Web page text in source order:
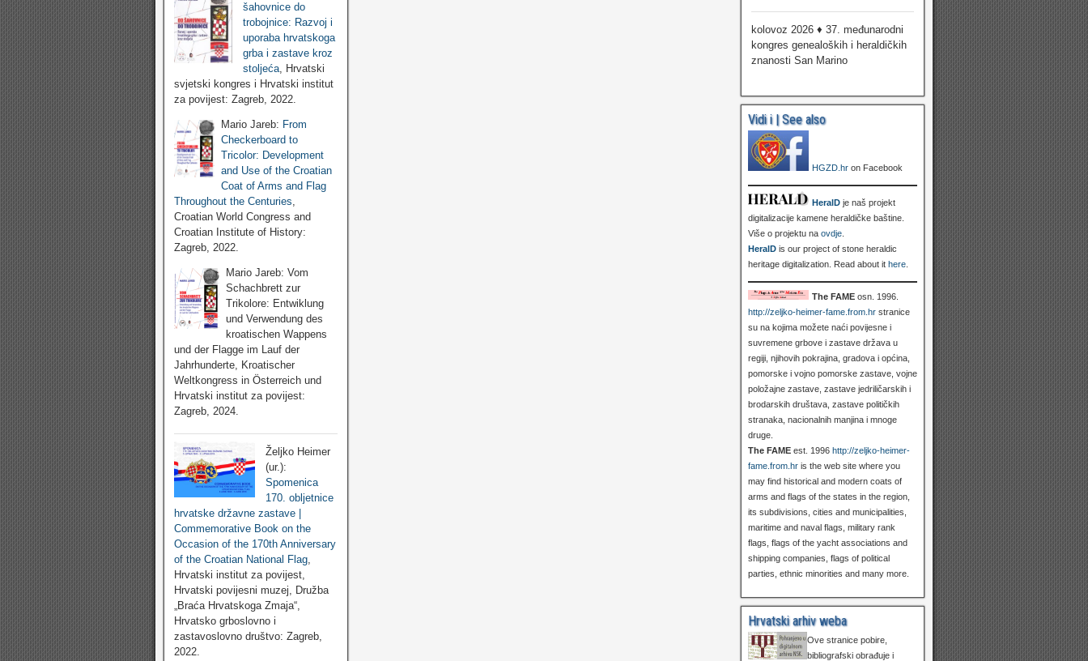
šahovnice do
trobojnice: Razvoj i
uporaba hrvatskoga
grba i zastave kroz
stoljeća, Hrvatski
svjetski kongres i Hrvatski institut
za povijest: Zagreb, 2022.
Mario Jareb: From
Checkerboard to
Tricolor: Development
and Use of the Croatian
Coat of Arms and Flag
Throughout the Centuries,
Croatian World Congress and
Croatian Institute of History:
Zagreb, 2022.
Mario Jareb: Vom
Schachbrett zur
Trikolore: Entwiklung
und Verwendung des
kroatischen Wappens
und der Flagge im Lauf der
Jahrhunderte, Kroatischer
Weltkongress in Österreich und
Hrvatski institut za povijest:
Zagreb, 2024.
Željko Heimer
(ur.):
Spomenica
170. obljetnice
hrvatske državne zastave |
Commemorative Book on the
Occasion of the 170th Anniversary
of the Croatian National Flag
Hrvatski institut za povijest,
Hrvatski povijesni muzej, Družba
„Braća Hrvatskoga Zmaja“,
Hrvatsko grboslovno i
zastavoslovno društvo: Zagreb,
2022.
kolovoz 2026 ♦ 37. međunarodni
kongres genealoških i heraldičkih
znanosti San Marino
Vidi i | See also
HGZD.hron Facebook
HeralDje naš projekt
digitalizacije kamene heraldičke baštine.
Više o projektu na ovdje.
HeralDis our project of stone heraldic
heritage digitalization. Read about it here.
The FAMEosn. 1996.
http://zeljko-heimer-fame.from.hrstranice
su na kojima možete naći povijesne i
suvremene grbove i zastave država u
regiji, njihovih pokrajina, gradova i općina,
pomorske i vojno pomorske zastave, vojne
položajne zastave, zastave jedriličarskih i
brodarskih društava, zastave političkih
stranaka, nacionalnih manjina i mnoge
druge.
The FAMEest. 1996 http://zeljko-heimer-
fame.from.hris the web site where you
may find historical and modern coats of
arms and flags of the states in the region,
its subdivisions, cities and municipalities,
maritime and naval flags, military rank
flags, flags of the yacht associations and
shipping companies, flags of political
parties, ethnic minorities and many more.
Hrvatski arhiv weba
Ove stranice pobire,
bibliografski obrađuje i